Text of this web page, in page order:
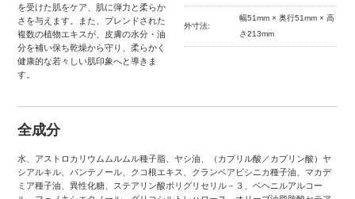
を受けた肌をケア、肌に弾力と柔らか
さを与えます。また、ブレンドされた
複数の植物エキスが、皮膚の水分・油
分を補い保ち乾燥から守り、柔らかく
健康的な若々しい肌印象へと導きま
す。
外寸法:
幅51mm × 奥行51mm × 高
さ213mm
全成分
水、アストロカリウムムルムル種子脂、ヤシ油、（カプリル酸／カプリン酸）ヤ
シアルキル、パンテノール、クコ根エキス、クランベアビシニカ種子油、マカデ
ミア種子油、異性化糖、ステアリン酸ポリグリセリル－３、ベヘニルアルコー